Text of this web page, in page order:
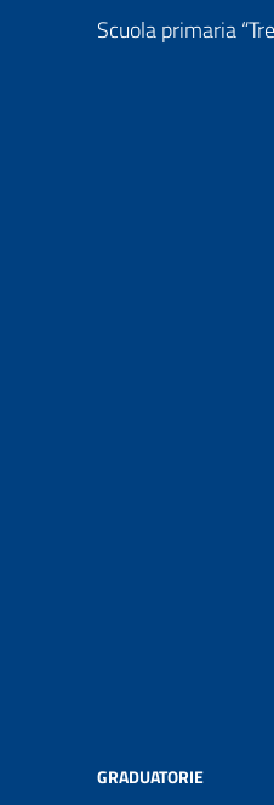
Scuola primaria
GRADUATORIE